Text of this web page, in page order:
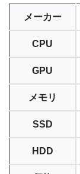
メーカー
CPU
GPU
メモリ
SSD
HDD